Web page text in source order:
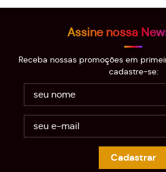
Assine nossa
Receba nossas promoções em
cadastre-se:
Cadastrar